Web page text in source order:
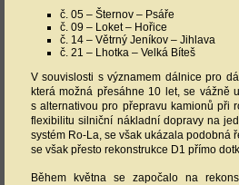
č. 05 – Šternov – Psáře
č. 09 – Loket – Hořice
č. 14 – Větrný Jeníkov – Jihlava
č. 21 – Lhotka – Velká Bíteš
V souvislosti s významem dálnice pro
která možná přesáhne 10 let, se vážně
s alternativou pro přepravu kamionů při
flexibilitu silniční nákladní dopravy na
systém Ro-La, se však ukázala podobná
se však přesto rekonstrukce D1 přímo
Během května se započalo na